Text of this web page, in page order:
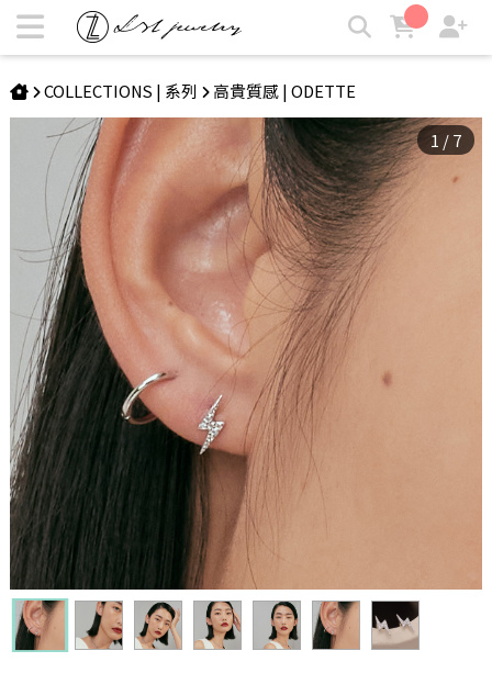
ODETTE | 露西耳環 | LZL Jewelry 輕珠寶飾品
COLLECTIONS | 系列 高貴質感 | ODETTE
1 /7